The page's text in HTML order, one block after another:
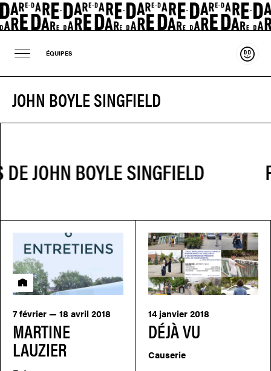
ÉQUIPES
JOHN BOYLE SINGFIELD
MARTINE
LAUZIER
7 février — 18 avril 2018
Résidence
DÉJÀ VU
14 janvier 2018
Causerie